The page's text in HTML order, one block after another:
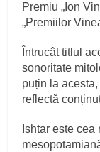
Premiu „Ion
„Premiilor
Întrucât titlul
sonoritate
puțin la
reflectă
Ishtar este